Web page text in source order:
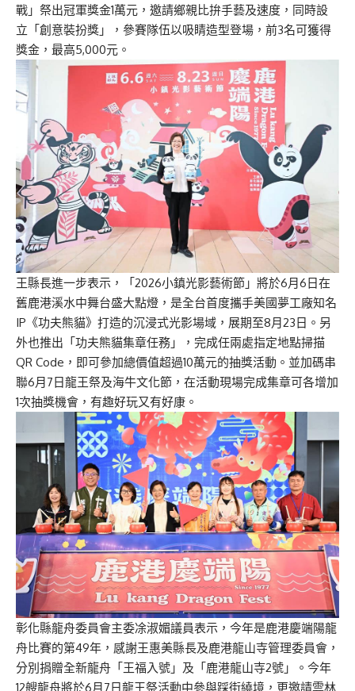
戰」祭出冠軍獎金1萬元，邀請鄉親比拚手藝及速度，同時設
立「創意裝扮獎」，參賽隊伍以吸睛造型登場，前3名可獲得
獎金，最高5,000元。
王縣長進一步表示，「2026小鎮光影藝術節」將於6月6日在
舊鹿港溪水中舞台盛大點燈，是全台首度攜手美國夢工廠知名
IP《功夫熊貓》打造的沉浸式光影場域，展期至8月23日。另
外也推出「功夫熊貓集章任務」，完成任兩處指定地點掃描
QR Code，即可參加總價值超過10萬元的抽獎活動。並加碼串
聯6月7日龍王祭及海牛文化節，在活動現場完成集章可各增加
1次抽獎機會，有趣好玩又有好康。
彰化縣龍舟委員會主委凃淑媚議員表示，今年是鹿港慶端陽龍
舟比賽的第49年，感謝王惠美縣長及鹿港龍山寺管理委員會，
分別捐贈全新龍舟「王福入號」及「鹿港龍山寺2號」。今年
12艘龍舟將於6月7日龍王祭活動中參與踩街繞境，更邀請雲林